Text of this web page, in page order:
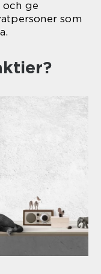
och ge
som